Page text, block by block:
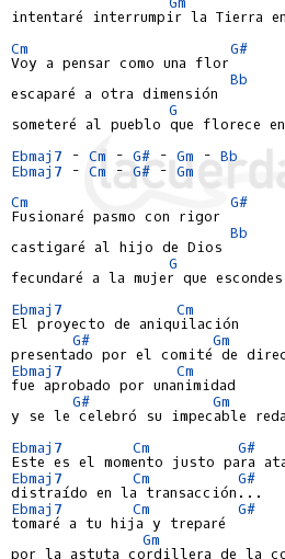
intentaré interrumpir la Tierra
Cm
G#
Voy a pensar como una flor
Bb
escaparé a otra dimensión
G
someteré al pueblo que florece
Ebmaj7 - Cm - G# - Gm - Bb
Ebmaj7 - Cm - G# - Gm
Cm
G#
Fusionaré pasmo con rigor
Bb
castigaré al hijo de Dios
G
fecundaré a la mujer que
Ebmaj7
Cm
El proyecto de aniquilación
G#
Gm
Ebmaj7
Cm
fue aprobado por unanimidad
G#
Gm
y se le celebró su impecable
Ebmaj7
Cm G#
Ebmaj7
Cm G#
Ebmaj7
Cm G#
tomaré a tu hija y treparé
Gm